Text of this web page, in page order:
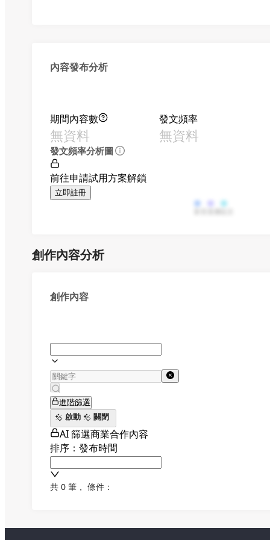
內容發布分析
期間內容數
無資料
發文頻率
無資料
發文頻率分析圖
前往申請試用方案解鎖
立即註冊
創作內容分析
創作內容
進階篩選
啟動
關閉
AI 篩選商業合作內容
排序：發布時間
共 0 筆 ， 條件：